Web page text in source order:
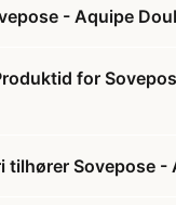
- Aquipe
for
tilhører Sovepose -